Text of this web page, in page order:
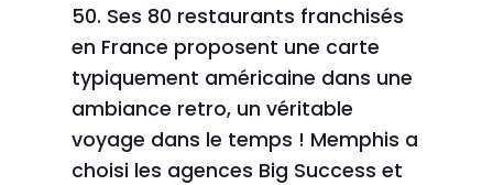
50. Ses 80 restaurants franchisés
en France proposent une carte
typiquement américaine dans une
ambiance retro, un véritable
voyage dans le temps ! Memphis a
choisi les agences Big Success et